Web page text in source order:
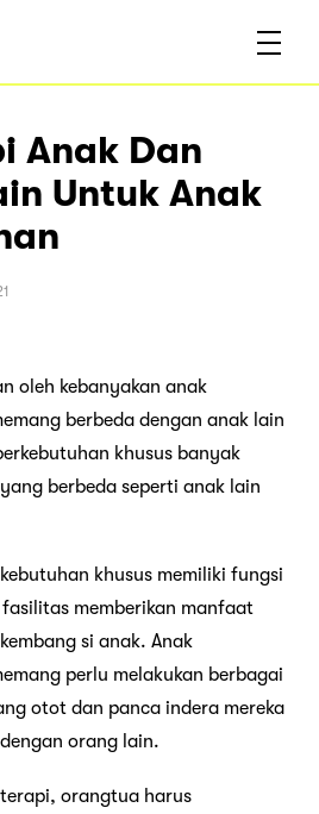
Anak Dan
Untuk Anak
oleh kebanyakan anak
berbeda dengan anak lain
khusus banyak
berbeda seperti anak lain
khusus memiliki fungsi
memberikan manfaat
si anak. Anak
perlu melakukan berbagai
otot dan panca indera mereka
orang lain.
orangtua harus